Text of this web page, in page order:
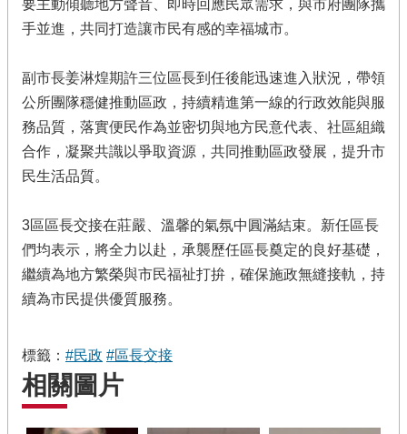
要主動傾聽地方聲音、即時回應民眾需求，與市府團隊攜
手並進，共同打造讓市民有感的幸福城市。
副市長姜淋煌期許三位區長到任後能迅速進入狀況，帶領
公所團隊穩健推動區政，持續精進第一線的行政效能與服
務品質，落實便民作為並密切與地方民意代表、社區組織
合作，凝聚共識以爭取資源，共同推動區政發展，提升市
民生活品質。
3區區長交接在莊嚴、溫馨的氣氛中圓滿結束。新任區長
們均表示，將全力以赴，承襲歷任區長奠定的良好基礎，
繼續為地方繁榮與市民福祉打拚，確保施政無縫接軌，持
續為市民提供優質服務。
標籤： #民政 #區長交接
相關圖片